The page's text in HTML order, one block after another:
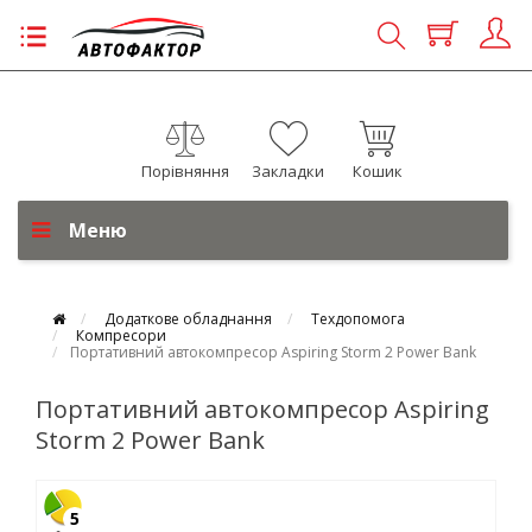
Порівняння Закладки Кошик
Меню
Додаткове обладнання
Техдопомога
Компресори
Портативний автокомпресор Aspiring Storm 2 Power Bank
Портативний автокомпресор Aspiring
Storm 2 Power Bank
5